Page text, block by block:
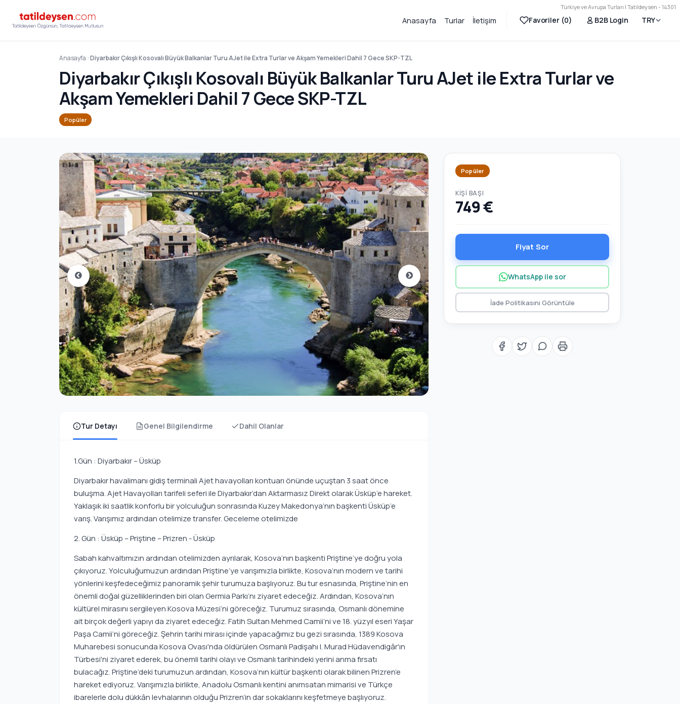
Türkiye ve Avrupa Turları | Tatildeysen - 14301
Anasayfa Turlar İletişim Favoriler (0) B2B Login TRY
Anasayfa Diyarbakır Çıkışlı Kosovalı Büyük Balkanlar Turu AJet ile Extra Turlar ve Akşam Yemekleri Dahil 7 Gece SKP-TZL
Diyarbakır Çıkışlı Kosovalı Büyük Balkanlar Turu AJet ile Extra Turlar ve
Akşam Yemekleri Dahil 7 Gece SKP-TZL
Popüler
Tur Detayı Genel Bilgilendirme Dahil Olanlar
1.Gün : Diyarbakır – Üsküp
Diyarbakır havalimanı gidiş terminali Ajet havayolları kontuarı önünde uçuştan 3 saat önce
buluşma. Ajet Havayolları tarifeli seferi ile Diyarbakır’dan Aktarmasız Direkt olarak Üsküp’e hareket.
Yaklaşık iki saatlik konforlu bir yolculuğun sonrasında Kuzey Makedonya’nın başkenti Üsküp’e
varış. Varışımız ardından otelimize transfer. Geceleme otelimizde
2. Gün : Üsküp – Priştine – Prizren - Üsküp
Sabah kahvaltımızın ardından otelimizden ayrılarak, Kosova’nın başkenti Priştine’ye doğru yola
çıkıyoruz. Yolculuğumuzun ardından Priştine’ye varışımızla birlikte, Kosova’nın modern ve tarihi
yönlerini keşfedeceğimiz panoramik şehir turumuza başlıyoruz. Bu tur esnasında, Priştine’nin en
önemli doğal güzelliklerinden biri olan Germia Parkı’nı ziyaret edeceğiz. Ardından, Kosova’nın
kültürel mirasını sergileyen Kosova Müzesi’ni göreceğiz. Turumuz sırasında, Osmanlı dönemine
ait birçok değerli yapıyı da ziyaret edeceğiz. Fatih Sultan Mehmed Camii’ni ve 18. yüzyıl eseri Yaşar
Paşa Camii’ni göreceğiz. Şehrin tarihi mirası içinde yapacağımız bu gezi sırasında, 1389 Kosova
Muharebesi sonucunda Kosova Ovası'nda öldürülen Osmanlı Padişahı I. Murad Hüdavendigâr'ın
Türbesi'ni ziyaret ederek, bu önemli tarihi olayı ve Osmanlı tarihindeki yerini anma fırsatı
bulacağız. Priştine’deki turumuzun ardından, Kosova’nın kültür başkenti olarak bilinen Prizren’e
hareket ediyoruz. Varışımızla birlikte, Anadolu Osmanlı kentini anımsatan mimarisi ve Türkçe
ibarelerle dolu dükkân levhalarının olduğu Prizren’in dar sokaklarını keşfetmeye başlıyoruz.
Popüler
KIŞI BAŞI
749 €
Fiyat Sor
WhatsApp ile sor
İade Politikasını Görüntüle